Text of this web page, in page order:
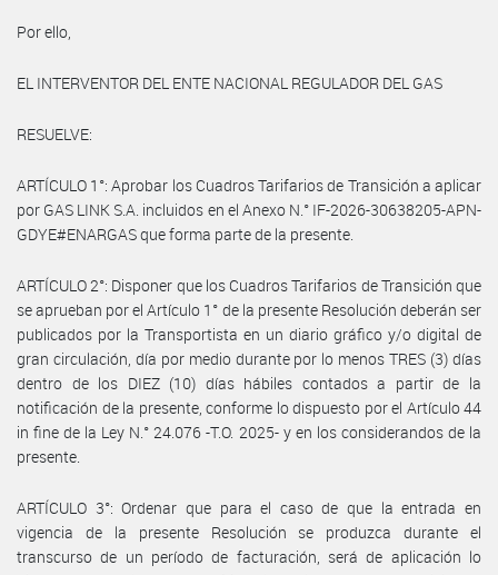
Por ello,
EL INTERVENTOR DEL ENTE NACIONAL REGULADOR DEL GAS
RESUELVE:
ARTÍCULO 1°: Aprobar los Cuadros Tarifarios de Transición a aplicar
por GAS LINK S.A. incluidos en el Anexo N.° IF-2026-30638205-APN-
GDYE#ENARGAS que forma parte de la presente.
ARTÍCULO 2°: Disponer que los Cuadros Tarifarios de Transición que
se aprueban por el Artículo 1° de la presente Resolución deberán ser
publicados por la Transportista en un diario gráfico y/o digital de
gran circulación, día por medio durante por lo menos TRES (3) días
dentro de los DIEZ (10) días hábiles contados a partir de la
notificación de la presente, conforme lo dispuesto por el Artículo 44
in fine de la Ley N.° 24.076 -T.O. 2025- y en los considerandos de la
presente.
ARTÍCULO 3°: Ordenar que para el caso de que la entrada en
vigencia de la presente Resolución se produzca durante el
transcurso de un período de facturación, será de aplicación lo